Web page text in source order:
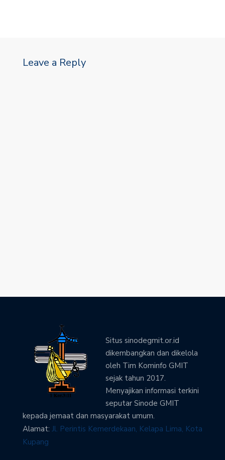
Leave a Reply
Situs sinodegmit.or.id
dikembangkan dan dikelola
oleh Tim Kominfo GMIT
sejak tahun 2017.
Menyajikan informasi terkini
seputar Sinode GMIT
kepada jemaat dan masyarakat umum.
Alamat: Jl. Perintis Kemerdekaan, Kelapa Lima, Kota
Kupang